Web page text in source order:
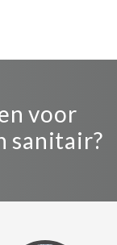
voor
sanitair?